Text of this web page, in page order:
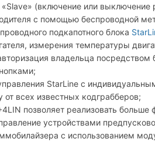
(включение или
с помощью беспроводной
подкапотного блока
измерения температуры
владельца
StarLine с
всех известных кодграбберов;
позволяет реализовать
устройствами
с использованием